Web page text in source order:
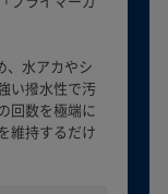
、水アカやシ
い撥水性で汚
回数を極端に
維持するだけ